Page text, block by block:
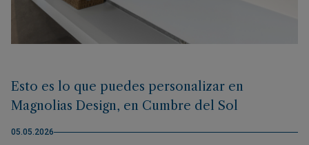
Esto es lo que puedes personalizar en
Magnolias Design, en Cumbre del Sol
05.05.2026